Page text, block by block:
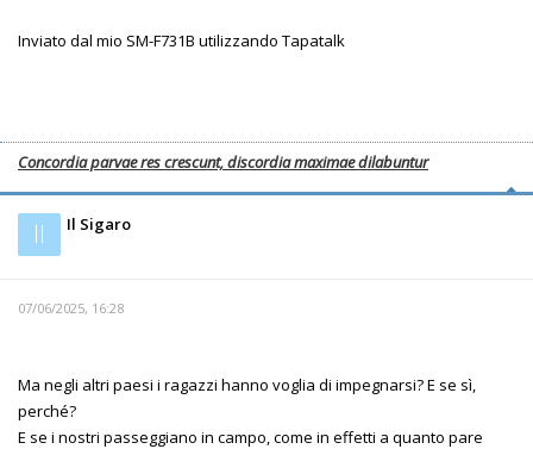
Inviato dal mio SM-F731B utilizzando Tapatalk
Concordia parvae res crescunt, discordia maximae dilabuntur
Il Il Sigaro
07/06/2025, 16:28
Ma negli altri paesi i ragazzi hanno voglia di impegnarsi? E se sì,
perché?
E se i nostri passeggiano in campo, come in effetti a quanto pare